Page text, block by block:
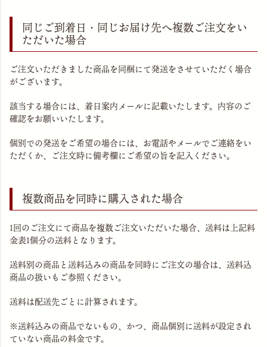
同じご到着日・同じお届け先へ複数ご注文をい
ただいた場合
ご注文いただきました商品を同梱にて発送をさせていただく場合
がございます。
該当する場合には、着日案内メールに記載いたします。内容のご
確認をお願いいたします。
個別での発送をご希望の場合には、お電話やメールでご連絡をい
ただくか、ご注文時に備考欄にご希望の旨を記入ください。
複数商品を同時に購入された場合
1回のご注文にて商品を複数ご注文いただいた場合、送料は上記料
金表1個分の送料となります。
送料別の商品と送料込みの商品を同時にご注文の場合は、送料込
商品の扱いもご参照ください。
送料は配送先ごとに計算されます。
※送料込みの商品でないもの、かつ、商品個別に送料が設定され
ていない商品の料金です。